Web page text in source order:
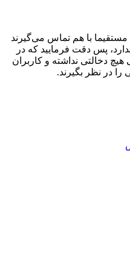
مستقیما با هم تماس می‌گیرند
پس دقت فرمایید که در
دخالتی نداشته و کاربران
را در نظر بگیرند.